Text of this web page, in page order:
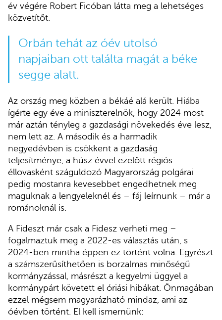
év végére Robert Ficóban látta meg a lehetséges
közvetítőt.
Orbán tehát az óév utolsó
napjaiban ott találta magát a béke
segge alatt.
Az ország meg közben a békáé alá került. Hiába
ígérte egy éve a miniszterelnök, hogy 2024 most
már aztán tényleg a gazdasági növekedés éve lesz,
nem lett az. A második és a harmadik
negyedévben is csökkent a gazdaság
teljesítménye, a húsz évvel ezelőtt régiós
éllovasként száguldozó Magyarország polgárai
pedig mostanra kevesebbet engedhetnek meg
maguknak a lengyeleknél és – fáj leírnunk – már a
románoknál is.
A Fideszt már csak a Fidesz verheti meg –
fogalmaztuk meg a 2022-es választás után, s
2024-ben mintha éppen ez történt volna. Egyrészt
a számszerűsíthetően is borzalmas minőségű
kormányzással, másrészt a kegyelmi üggyel a
kormánypárt követett el óriási hibákat. Önmagában
ezzel mégsem magyarázható mindaz, ami az
óévben történt. El kell ismernünk: